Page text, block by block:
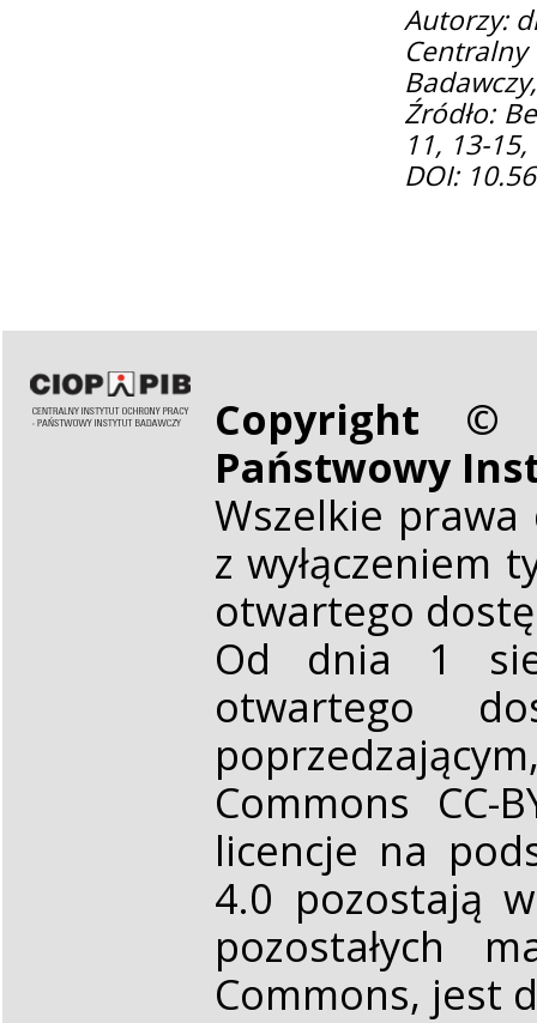
Autorzy:
Źródło:
11, 13-
DOI:
Copyright ©
Państwowy
Wszelkie
z wyłączeniem
otwartego
Od dnia 1
otwartego
Commons CC-
licencje na
4.0 pozostają
pozostałych
Commons, jest